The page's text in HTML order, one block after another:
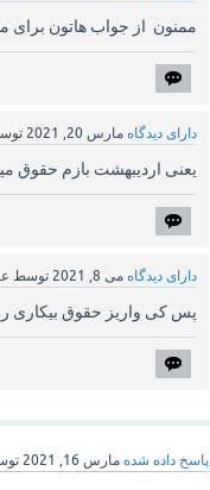
ممنون از جواب هاتون برای
دارای دیدگاه مارس 20, 2021
یعنی اردیبهشت بازم حقوق
دارای دیدگاه می 8, 2021 توسط
پس کی واریز حقوق بیکاری
پاسخ داده شده مارس 16, 2021